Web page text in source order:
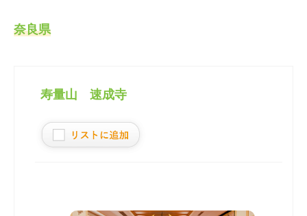
奈良県
寿量山 速成寺